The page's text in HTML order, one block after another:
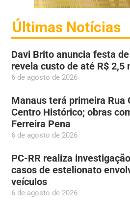
Últimas Notícias
Davi Brito anuncia festa
revela custo de até R$ 2,5
6 de agosto de 2026
Manaus terá primeira Rua
Centro Histórico; obras
Ferreira Pena
6 de agosto de 2026
PC-RR realiza
casos de estelionato
veículos
6 de agosto de 2026